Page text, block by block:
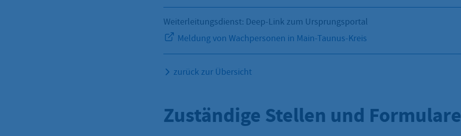
Weiterleitungsdienst: Deep-Link zum Ursprungsportal
Meldung von Wachpersonen in Main-Taunus-Kreis
zurück zur Übersicht
Zuständige Stellen und Formulare